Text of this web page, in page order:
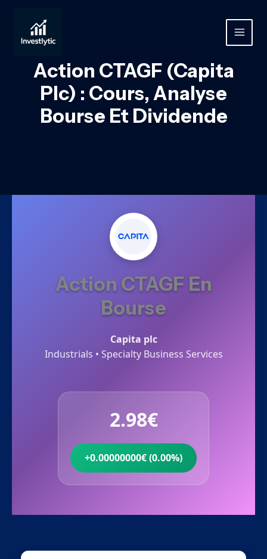
contenu
MAIN
Action CTAGF (Capita
Plc) : Cours, Analyse
Bourse Et Dividende
Action CTAGF En
Bourse
Capita plc
Industrials • Specialty Business Services
2.98€
+0.00000000€ (0.00%)